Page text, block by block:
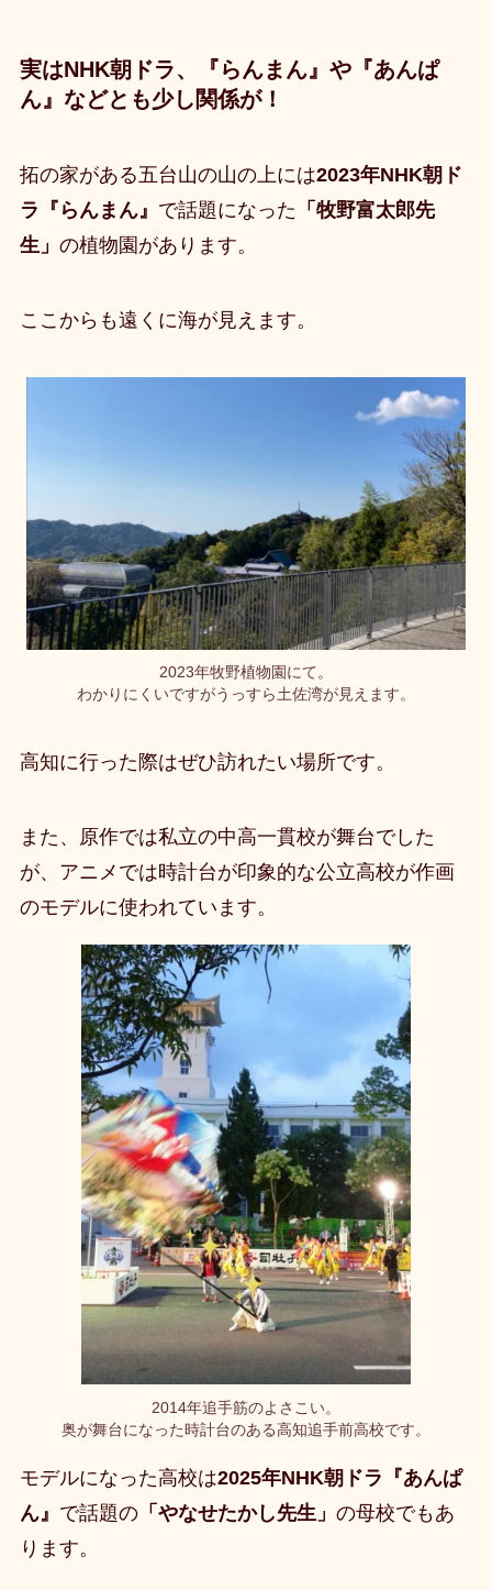
実はNHK朝ドラ、『らんまん』や『あんぱ
ん』などとも少し関係が！
拓の家がある五台山の山の上には2023年NHK朝ド
ラ『らんまん』 で話題になった 「牧野富太郎先
生」 の植物園があります。
ここからも遠くに海が見えます。
2023年牧野植物園にて。
わかりにくいですがうっすら土佐湾が見えます。
高知に行った際はぜひ訪れたい場所です。
また、原作では私立の中高一貫校が舞台でした
が、アニメでは時計台が印象的な公立高校が作画
のモデルに使われています。
2014年追手筋のよさこい。
奥が舞台になった時計台のある高知追手前高校です。
モデルになった高校は2025年NHK朝ドラ『あんぱ
ん』 で話題の「やなせたかし先生」 の母校でもあ
ります。